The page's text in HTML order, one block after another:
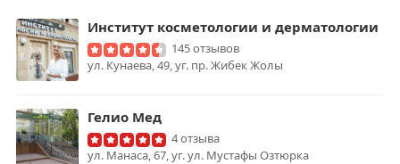
Институт косметологии и дерматологии
145 отзывов
ул. Кунаева, 49, уг. пр. Жибек Жолы
Гелио Мед
4 отзыва
ул. Манаса, 67, уг. ул. Мустафы Озтюрка